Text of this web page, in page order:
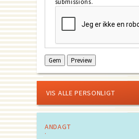
VIS ALLE PERSONLIGT
ANDAGT